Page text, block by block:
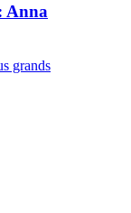
Anna
grands